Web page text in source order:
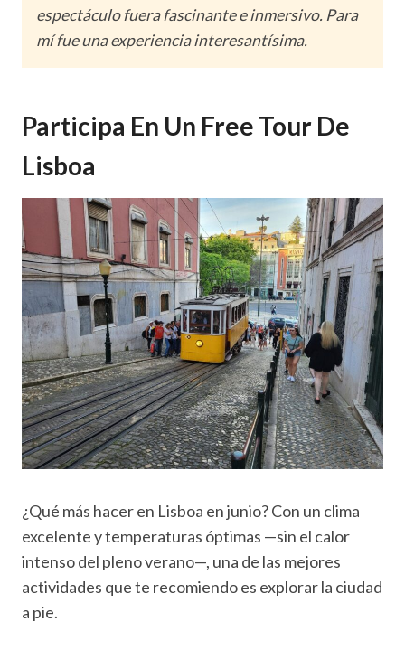
espectáculo fuera fascinante e inmersivo. Para
mí fue una experiencia interesantísima.
Participa En Un Free Tour De
Lisboa
¿Qué más hacer en Lisboa en junio? Con un clima
excelente y temperaturas óptimas —sin el calor
intenso del pleno verano—, una de las mejores
actividades que te recomiendo es explorar la ciudad
a pie.